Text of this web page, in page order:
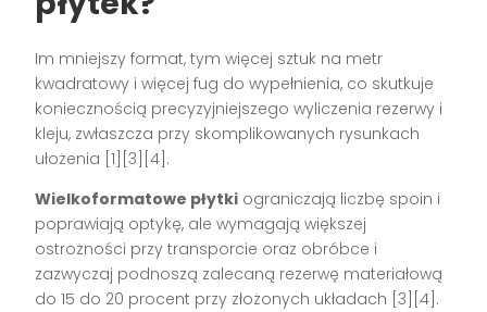
Im mniejszy format, tym więcej sztuk na metr
kwadratowy i więcej fug do wypełnienia, co skutkuje
koniecznością precyzyjniejszego wyliczenia rezerwy i
kleju, zwłaszcza przy skomplikowanych rysunkach
ułożenia [1][3][4].
Wielkoformatowe płytki ograniczają liczbę spoin i
poprawiają optykę, ale wymagają większej
ostrożności przy transporcie oraz obróbce i
zazwyczaj podnoszą zalecaną rezerwę materiałową
do 15 do 20 procent przy złożonych układach [3][4].